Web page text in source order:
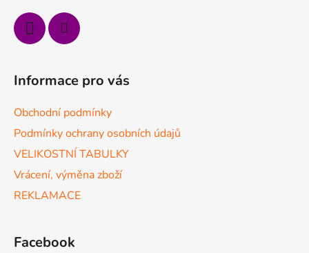
u
Informace pro vás
Obchodní podmínky
Podmínky ochrany osobních údajů
VELIKOSTNÍ TABULKY
Vrácení, výměna zboží
REKLAMACE
Facebook